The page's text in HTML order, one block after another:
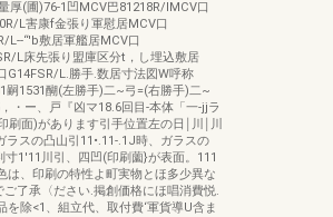
厚(圃)76-1凹MCV巴81218R/lMCV口
L害康f金張り軍慰居MCV口
L--“'b敷居軍艦居MCV口
L床先張り盟庫区分t，し埋込敷居
G14FSR/L.勝手.数居寸法図W呼称
嗣1531醐(左勝手)二~弓=(右勝手)二~
・ー、戸『凶マ18.6回目-本体「一-jjラ
刷面)があります引手位置左の日￨川￨川
ラスの凸山引11•.11-.1J時、ガラスの
1'11川引、四凹(印刷薗}が表面。111
は、印刷の特性よ町実物とほ多少異な
了承〈ださい.掲創価格にほ唱消費悦.
を除<1、組立代、取付費‘軍貨導U含ま